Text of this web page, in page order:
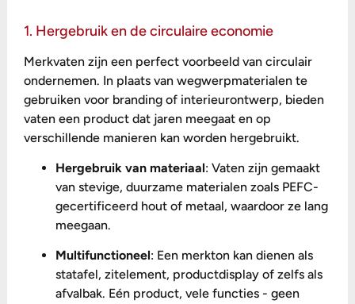
1. Hergebruik en de circulaire economie
Merkvaten zijn een perfect voorbeeld van circulair
ondernemen. In plaats van wegwerpmaterialen te
gebruiken voor branding of interieurontwerp, bieden
vaten een product dat jaren meegaat en op
verschillende manieren kan worden hergebruikt.
Hergebruik van materiaal: Vaten zijn gemaakt
van stevige, duurzame materialen zoals PEFC-
gecertificeerd hout of metaal, waardoor ze lang
meegaan.
Multifunctioneel: Een merkton kan dienen als
statafel, zitelement, productdisplay of zelfs als
afvalbak. Eén product, vele functies - geen